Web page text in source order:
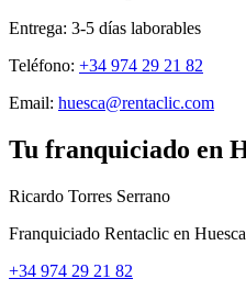
Entrega: 3-5 días laborables
Teléfono: +34 974 29 21 82
Email: huesca@rentaclic.com
Tu franquiciado en
Ricardo Torres Serrano
Franquiciado Rentaclic en Huesca
+34 974 29 21 82